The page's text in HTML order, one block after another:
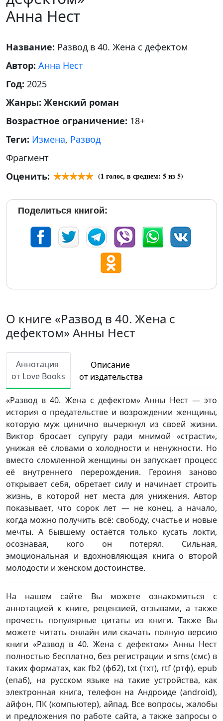
Анна Нест
Название: Развод в 40. Жена с дефектом
Автор: Анна Нест
Год: 2025
Жанры: Женский роман
Возрастное ограничение: 18+
Теги: Измена, Развод
Фрагмент
Оценить:
(1 голос, в среднем: 5из 5)
Поделиться книгой:
О книге «Развод в 40. Жена с
дефектом» Анны Нест
Аннотация
от Love Books
Описание
от издательства
«Развод в 40. Жена с дефектом» Анны Нест — это
история о предательстве и возрождении женщины,
которую муж цинично вычеркнул из своей жизни.
Виктор бросает супругу ради мнимой «страсти»,
унижая её словами о холодности и ненужности. Но
вместо сломленной женщины он запускает процесс
её внутреннего перерождения. Героиня заново
открывает себя, обретает силу и начинает строить
жизнь, в которой нет места для унижения. Автор
показывает, что сорок лет — не конец, а начало,
когда можно получить всё: свободу, счастье и новые
мечты. А бывшему остаётся только кусать локти,
осознавая, кого он потерял. Сильная,
эмоциональная и вдохновляющая книга о второй
молодости и женском достоинстве.
На нашем сайте Вы можете ознакомиться с
аннотацией к книге, рецензией, отзывами, а также
прочесть популярные цитаты из книги. Также Вы
можете читать онлайн или скачать полную версию
книги «Развод в 40. Жена с дефектом» Анны Нест
полностью бесплатно, без регистрации и sms (смс) в
таких форматах, как fb2 (фб2), txt (тхт), rtf (ртф), epub
(епаб), на русском языке на такие устройства, как
электронная книга, телефон на Андроиде (android),
айфон, ПК (компьютер), айпад. Все вопросы, жалобы
и предложения по работе сайта, а также запросы о